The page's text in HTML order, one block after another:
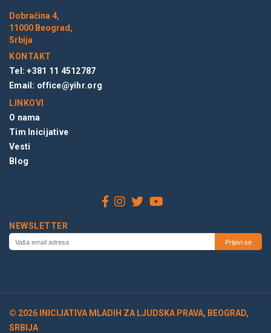
Dobračina 4,
11000 Beograd,
Srbija
KONTAKT
Tel: +381 11 4512787
Email: office@yihr.org
LINKOVI
O nama
Tim Inicijative
Vesti
Blog
NEWSLETTER
© 2026 INICIJATIVA MLADIH ZA LJUDSKA PRAVA, BEOGRAD,
SRBIJA